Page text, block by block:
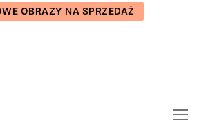
OBRAZY NA SPRZEDAŻ